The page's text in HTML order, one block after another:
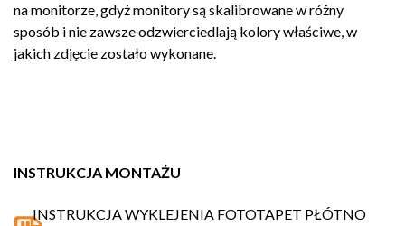
na monitorze, gdyż monitory są skalibrowane w różny
sposób i nie zawsze odzwierciedlają kolory właściwe, w
jakich zdjęcie zostało wykonane.
INSTRUKCJA MONTAŻU
INSTRUKCJA WYKLEJENIA FOTOTAPET PŁÓTNO